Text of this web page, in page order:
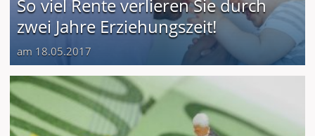
So viel Rente verlieren Sie durch
zwei Jahre Erziehungszeit!
am 18.05.2017